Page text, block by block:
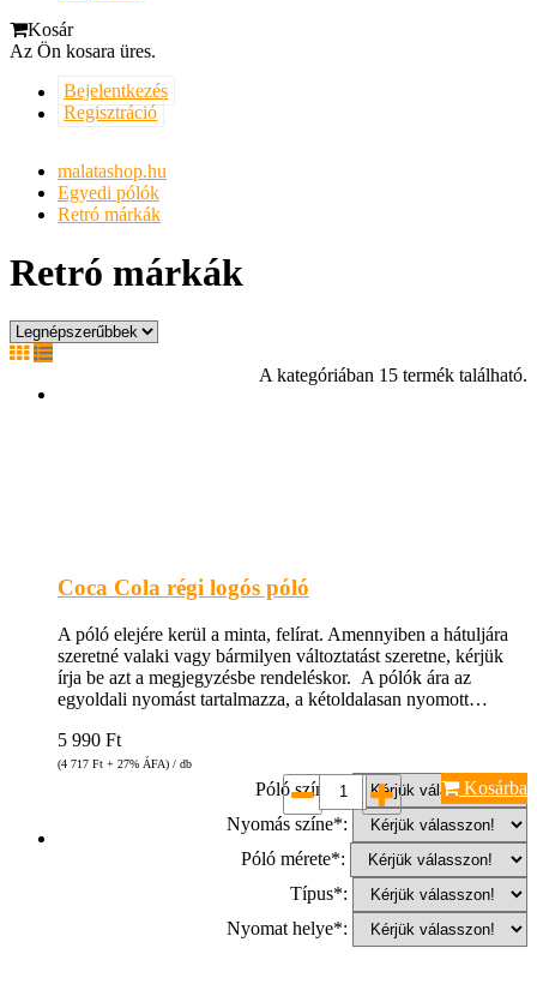
Kosár
Az Ön kosara üres.
Bejelentkezés
Regisztráció
malatashop.hu
Egyedi pólók
Retró márkák
Retró márkák
A kategóriában 15 termék található.
Coca Cola régi logós póló
A póló elejére kerül a minta, felírat. Amennyiben a hátuljára
szeretné valaki vagy bármilyen változtatást szeretne, kérjük
írja be azt a megjegyzésbe rendeléskor. A pólók ára az
egyoldali nyomást tartalmazza, a kétoldalasan nyomott…
5 990 Ft
(4 717 Ft + 27% ÁFA) / db
Póló színe*:
Nyomás színe*:
Póló mérete*:
Típus*:
Nyomat helye*:
Kosárba